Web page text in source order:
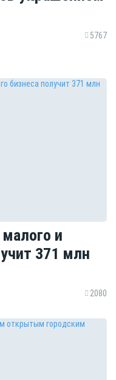
5767
и
371 млн
2080